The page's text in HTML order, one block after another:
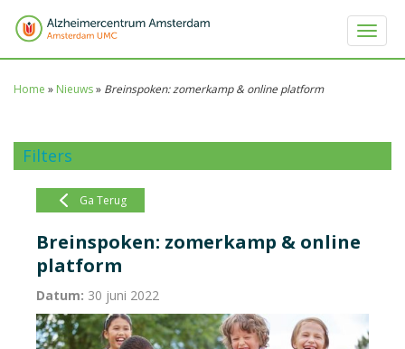
Toggle
Home » Nieuws» Breinspoken: zomerkamp & online platform
Filters
Ga Terug
Breinspoken: zomerkamp & online
platform
Datum: 30 juni 2022